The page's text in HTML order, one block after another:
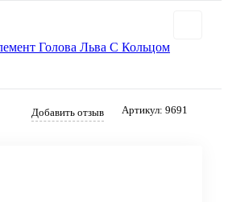
Добавить отзыв Артикул: 9691